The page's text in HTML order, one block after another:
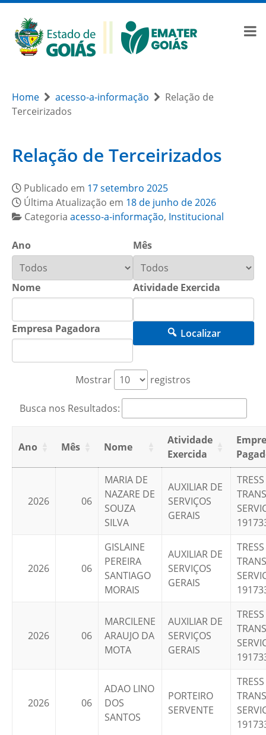
Home acesso-a-informação
Relação de
Terceirizados
Relação de Terceirizados
Publicado em 17 setembro 2025
Última Atualização em 18 de junho de 2026
Categoria acesso-a-informação, Institucional
Ano Mês
Nome Atividade Exercida
Empresa Pagadora Localizar
Mostrar registros
Busca nos Resultados:
Ano Mês Nome
Atividade
Exercida
2026 06
MARIA DE
NAZARE DE
SOUZA
SILVA
AUXILIAR DE
SERVIÇOS
GERAIS
TRESS
2026 06
GISLAINE
PEREIRA
SANTIAGO
MORAIS
AUXILIAR DE
SERVIÇOS
GERAIS
TRESS
2026 06
MARCILENE
ARAUJO DA
MOTA
AUXILIAR DE
SERVIÇOS
GERAIS
TRESS
2026 06
ADAO LINO
DOS
SANTOS
PORTEIRO
SERVENTE
TRESS